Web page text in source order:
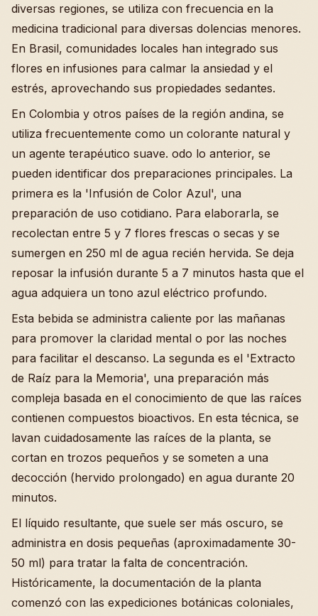
diversas regiones, se utiliza con frecuencia en la
medicina tradicional para diversas dolencias menores.
En Brasil, comunidades locales han integrado sus
flores en infusiones para calmar la ansiedad y el
estrés, aprovechando sus propiedades sedantes.
En Colombia y otros países de la región andina, se
utiliza frecuentemente como un colorante natural y
un agente terapéutico suave. odo lo anterior, se
pueden identificar dos preparaciones principales. La
primera es la 'Infusión de Color Azul', una
preparación de uso cotidiano. Para elaborarla, se
recolectan entre 5 y 7 flores frescas o secas y se
sumergen en 250 ml de agua recién hervida. Se deja
reposar la infusión durante 5 a 7 minutos hasta que el
agua adquiera un tono azul eléctrico profundo.
Esta bebida se administra caliente por las mañanas
para promover la claridad mental o por las noches
para facilitar el descanso. La segunda es el 'Extracto
de Raíz para la Memoria', una preparación más
compleja basada en el conocimiento de que las raíces
contienen compuestos bioactivos. En esta técnica, se
lavan cuidadosamente las raíces de la planta, se
cortan en trozos pequeños y se someten a una
decocción (hervido prolongado) en agua durante 20
minutos.
El líquido resultante, que suele ser más oscuro, se
administra en dosis pequeñas (aproximadamente 30-
50 ml) para tratar la falta de concentración.
Históricamente, la documentación de la planta
comenzó con las expediciones botánicas coloniales,